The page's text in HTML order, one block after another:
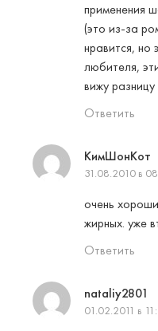
применения
(это из-за
нравится, но
любителя,
вижу разницу
Ответить
КимШонКот
31.08.2010 в
очень
жирных. уже
Ответить
nataliy2801
01.02.2011 в